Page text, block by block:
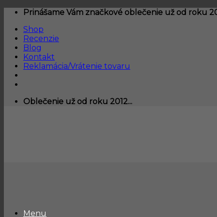
Skip
content
Prinášame Vám značkové oblečenie už od roku
Shop
Recenzie
Blog
Kontakt
Reklamácia/Vrátenie tovaru
Oblečenie už od roku 2012...
Menu